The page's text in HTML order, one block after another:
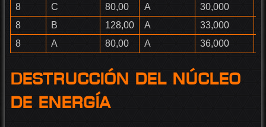
8
C 80,00 A 30,000
8
B 128,00 A 33,000
8
A 80,00 A 36,000
Destrucción del núcleo
de energía